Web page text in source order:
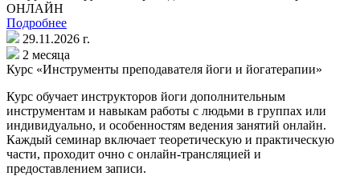
ОНЛАЙН
Подробнее
29.11.2026 г.
2 месяца
Курс «Инструменты преподавателя йоги и йогатерапии»
Курс обучает инструкторов йоги дополнительным
инструментам и навыкам работы с людьми в группах или
индивидуально, и особенностям ведения занятий онлайн.
Каждый семинар включает теоретическую и практическую
части, проходит очно с онлайн-трансляцией и
предоставлением записи.